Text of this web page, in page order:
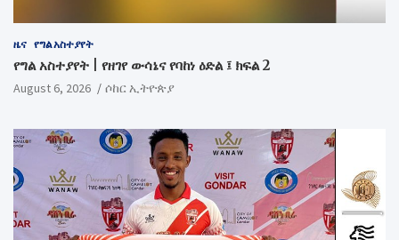
ዜና የግል አስተያየት
የግል አስተያየት | የዘገየ ውሳኔና የባከነ ዕድል ፤ ክፍል 2
August 6, 2026 ሶከር ኢትዮጵያ